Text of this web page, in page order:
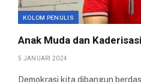
KOLOM PENULIS
Anak Muda dan
5 JANUARI 2024
Demokrasi kita dibangun